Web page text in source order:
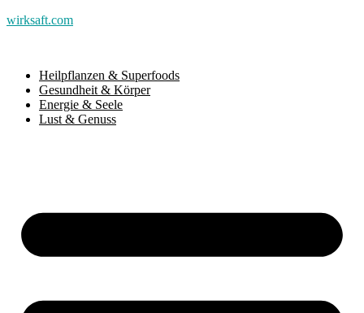
wirksaft.com
Heilpflanzen & Superfoods
Gesundheit & Körper
Energie & Seele
Lust & Genuss